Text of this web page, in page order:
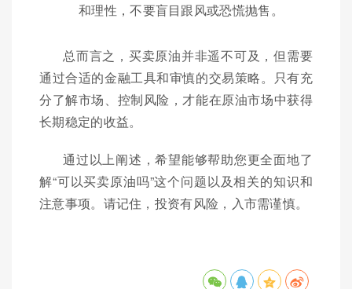
和理性，不要盲目跟风或恐慌抛售。
总而言之，买卖原油并非遥不可及，但需要
通过合适的金融工具和审慎的交易策略。只有充
分了解市场、控制风险，才能在原油市场中获得
长期稳定的收益。
通过以上阐述，希望能够帮助您更全面地了
解“可以买卖原油吗”这个问题以及相关的知识和
注意事项。请记住，投资有风险，入市需谨慎。